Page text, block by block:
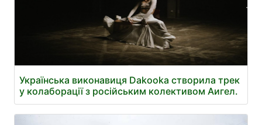
Українська виконавиця Dakooka створила трек
у колаборації з російським колективом Аигел.